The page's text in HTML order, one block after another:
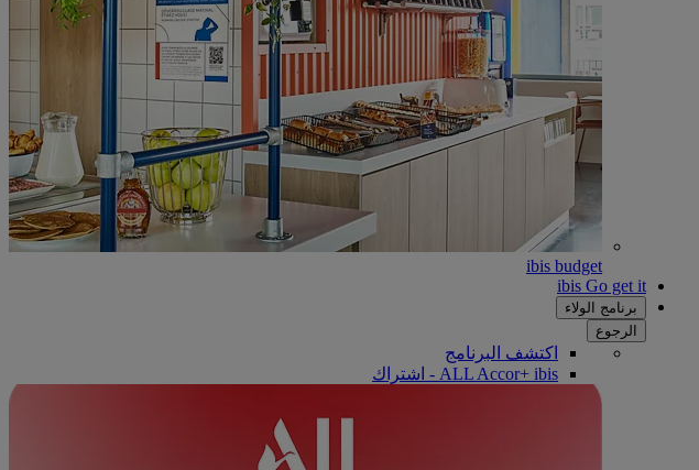
ibis budget
ibis Go get it
برنامج الولاء
الرجوع
اكتشف البرنامج
ALL Accor+ ibis - اشتراك